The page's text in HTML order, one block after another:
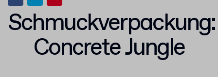
Schmuckverpackung:
Concrete Jungle